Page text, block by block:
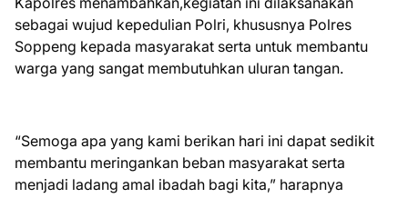
sebagai wujud kepedulian Polri, khususnya Polres
Soppeng kepada masyarakat serta untuk membantu
warga yang sangat membutuhkan uluran tangan.
“Semoga apa yang kami berikan hari ini dapat sedikit
membantu meringankan beban masyarakat serta
menjadi ladang amal ibadah bagi kita,” harapnya